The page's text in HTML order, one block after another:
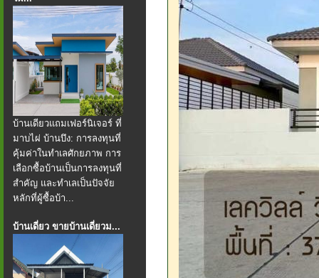
บ้านเดียวแถมเฟอร์นิเจอร์ ที่
มาบไผ่ บ้านบึง: การลงทุนที่
คุ้มค่าในทำเลศักยภาพ การ
เลือกซื้อบ้านเป็นการลงทุนที่
สำคัญ และทำเลเป็นปัจจัย
หลักที่ผู้ซื้อบ้า...
บ้านเดี่ยว ขายบ้านเดี่ยวม...